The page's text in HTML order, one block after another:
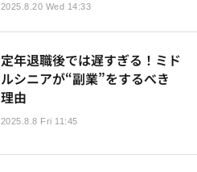
2025.8.20 Wed 14:33
定年退職後では遅すぎる！ミド
ルシニアが“副業”をするべき
理由
2025.8.8 Fri 11:45